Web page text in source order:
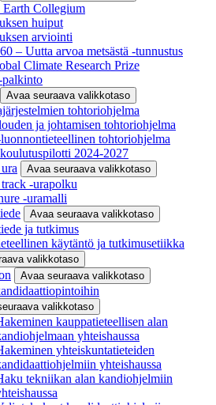
Earth Collegium
huiput
arviointi
– Uutta arvoa metsästä -tunnustus
Climate Research Prize
Avaa seuraava valikkotaso
tohtoriohjelma
ja johtamisen tohtoriohjelma
tohtoriohjelma
2024-2027
Avaa seuraava valikkotaso
-urapolku
-uramalli
Avaa seuraava valikkotaso
ja tutkimus
käytäntö ja tutkimusetiikka
valikkotaso
Avaa seuraava valikkotaso
valikkotaso
kauppatieteellisen alan
yhteishaussa
yhteiskuntatieteiden
yhteishaussa
tekniikan alan kandiohjelmiin